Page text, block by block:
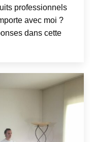
professionnels
avec moi ?
dans cette